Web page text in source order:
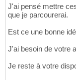
J'ai pensé mettre
que je parcourerai.
Est ce une bonne
J'ai besoin de votre
Je reste à votre